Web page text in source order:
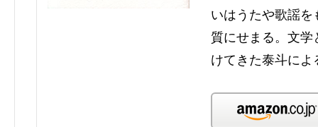
いはうたや歌謡
質にせまる。文
けてきた泰斗によ